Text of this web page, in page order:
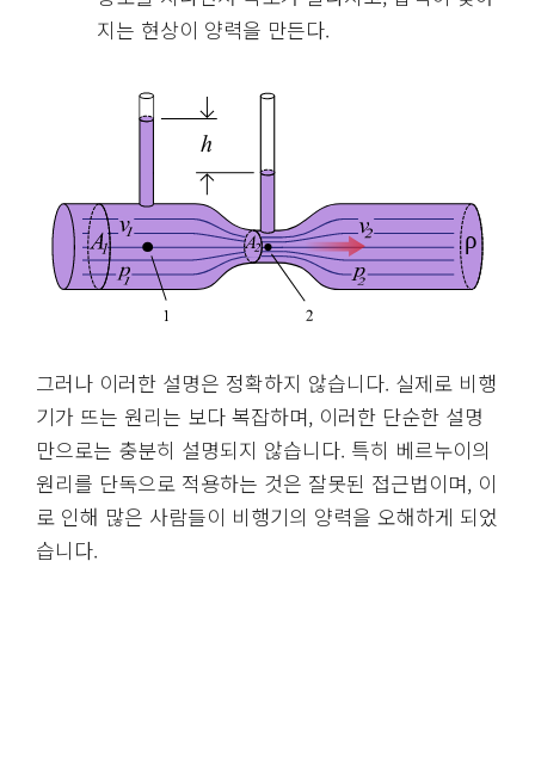
지는 현상이 양력을 만든다.
그러나 이러한 설명은 정확하지 않습니다. 실제로 비행
기가 뜨는 원리는 보다 복잡하며, 이러한 단순한 설명
만으로는 충분히 설명되지 않습니다. 특히 베르누이의
원리를 단독으로 적용하는 것은 잘못된 접근법이며, 이
로 인해 많은 사람들이 비행기의 양력을 오해하게 되었
습니다.